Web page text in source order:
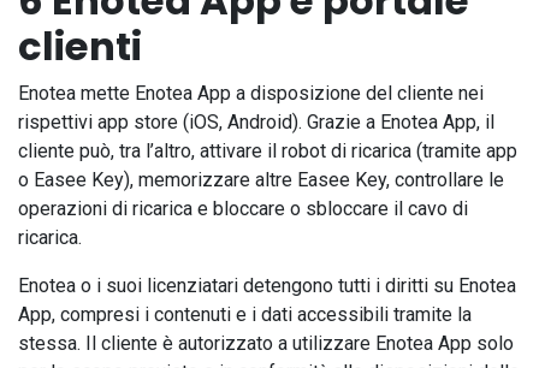
clienti
Enotea mette Enotea App a disposizione del cliente nei
rispettivi app store (iOS, Android). Grazie a Enotea App, il
cliente può, tra l’altro, attivare il robot di ricarica (tramite app
o Easee Key), memorizzare altre Easee Key, controllare le
operazioni di ricarica e bloccare o sbloccare il cavo di
ricarica.
Enotea o i suoi licenziatari detengono tutti i diritti su Enotea
App, compresi i contenuti e i dati accessibili tramite la
stessa. Il cliente è autorizzato a utilizzare Enotea App solo